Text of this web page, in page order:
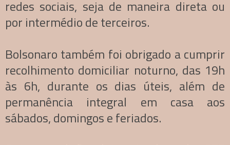
redes sociais, seja de maneira direta ou
por intermédio de terceiros.
Bolsonaro também foi obrigado a cumprir
recolhimento domiciliar noturno, das 19h
às 6h, durante os dias úteis, além de
permanência integral em casa aos
sábados, domingos e feriados.